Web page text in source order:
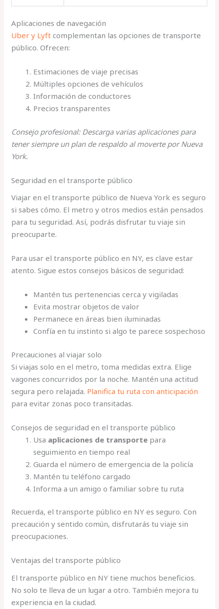
Aplicaciones de navegación
Uber y Lyft complementan las opciones de transporte
público. Ofrecen:
Estimaciones de viaje precisas
Múltiples opciones de vehículos
Información de conductores
Precios transparentes
Consejo profesional: Descarga varias aplicaciones para
tener siempre un plan de respaldo al moverte por Nueva
York.
Seguridad en el transporte público
Viajar en el transporte público de Nueva York es seguro
si sabes cómo. El metro y otros medios están pensados
para tu seguridad. Así, podrás disfrutar tu viaje sin
preocuparte.
Para usar el transporte público en NY, es clave estar
atento. Sigue estos consejos básicos de seguridad:
Mantén tus pertenencias cerca y vigiladas
Evita mostrar objetos de valor
Permanece en áreas bien iluminadas
Confía en tu instinto si algo te parece sospechoso
Precauciones al viajar solo
Si viajas solo en el metro, toma medidas extra. Elige
vagones concurridos por la noche. Mantén una actitud
segura pero relajada. Planifica tu ruta con anticipación
para evitar zonas poco transitadas.
Consejos de seguridad en el transporte público
Usa aplicaciones de transporte para
seguimiento en tiempo real
Guarda el número de emergencia de la policía
Mantén tu teléfono cargado
Informa a un amigo o familiar sobre tu ruta
Recuerda, el transporte público en NY es seguro. Con
precaución y sentido común, disfrutarás tu viaje sin
preocupaciones.
Ventajas del transporte público
El transporte público en NY tiene muchos beneficios.
No solo te lleva de un lugar a otro. También mejora tu
experiencia en la ciudad.